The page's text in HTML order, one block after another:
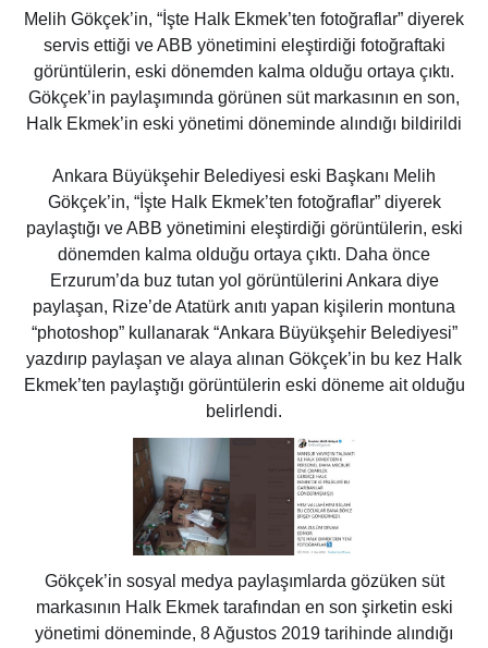
Melih Gökçek’in, “İşte Halk Ekmek’ten fotoğraflar” diyerek
servis ettiği ve ABB yönetimini eleştirdiği fotoğraftaki
görüntülerin, eski dönemden kalma olduğu ortaya çıktı.
Gökçek’in paylaşımında görünen süt markasının en son,
Halk Ekmek’in eski yönetimi döneminde alındığı bildirildi
Ankara Büyükşehir Belediyesi eski Başkanı Melih
Gökçek’in, “İşte Halk Ekmek’ten fotoğraflar” diyerek
paylaştığı ve ABB yönetimini eleştirdiği görüntülerin, eski
dönemden kalma olduğu ortaya çıktı. Daha önce
Erzurum’da buz tutan yol görüntülerini Ankara diye
paylaşan, Rize’de Atatürk anıtı yapan kişilerin montuna
“photoshop” kullanarak “Ankara Büyükşehir Belediyesi”
yazdırıp paylaşan ve alaya alınan Gökçek’in bu kez Halk
Ekmek’ten paylaştığı görüntülerin eski döneme ait olduğu
belirlendi.
Gökçek’in sosyal medya paylaşımlarda gözüken süt
markasının Halk Ekmek tarafından en son şirketin eski
yönetimi döneminde, 8 Ağustos 2019 tarihinde alındığı